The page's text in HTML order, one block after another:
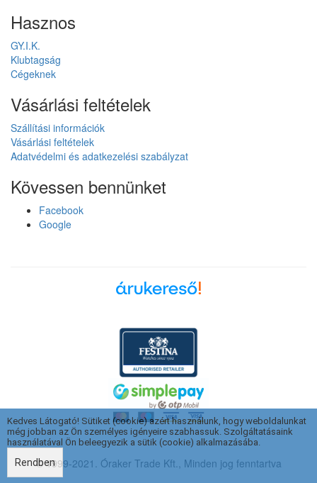
Hasznos
GY.I.K.
Klubtagság
Cégeknek
Vásárlási feltételek
Szállítási információk
Vásárlási feltételek
Adatvédelmi és adatkezelési szabályzat
Kövessen bennünket
Facebook
Google
© 1999-2021. Óraker Trade Kft., Minden jog fenntartva
Kedves Látogató! Sütiket (cookie) azért használunk, hogy weboldalunkat
még jobban az Ön személyes igényeire szabhassuk. Szolgáltatásaink
használatával Ön beleegyezik a sütik (cookie) alkalmazásába.
Rendben